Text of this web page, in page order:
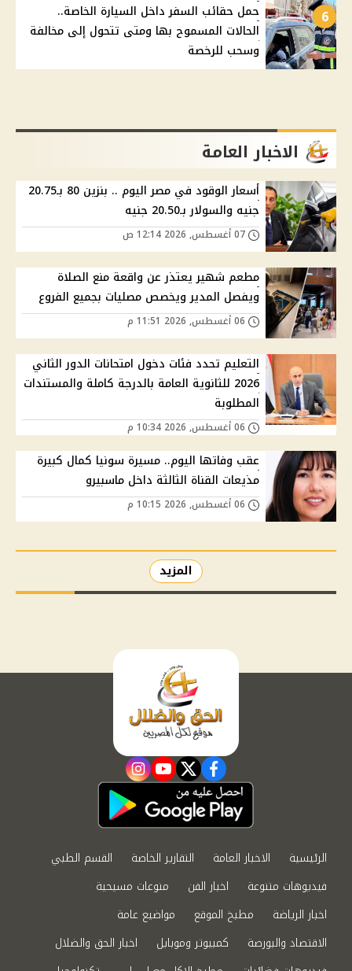
6
حمل حقائب السفر داخل السيارة الخاصة..
الحالات المسموح بها ومتى تتحول إلى مخالفة
وسحب للرخصة
الاخبار العامة
أسعار الوقود في مصر اليوم .. بنزين 80 بـ20.75
جنيه والسولار بـ20.50 جنيه
مطعم شهير يعتذر عن واقعة منع الصلاة
ويفصل المدير ويخصص مصليات بجميع الفروع
التعليم تحدد فئات دخول امتحانات الدور الثاني
2026 للثانوية العامة بالدرجة كاملة والمستندات
المطلوبة
عقب وفاتها اليوم.. مسيرة سونيا كمال كبيرة
مذيعات القناة الثالثة داخل ماسبيرو
المزيد
facebook
twitter
youtube
instagram
الرئيسية الاخبار العامة التقارير الخاصة
القسم الطبي
فيديوهات متنوعة
اخبار الفن
منوعات مسيحية
اخبار الرياضة
مطبخ الموقع
مواضيع عامة
الاقتصاد والبورصة
كمبيوتر وموبايل
اخبار الحق والضلال